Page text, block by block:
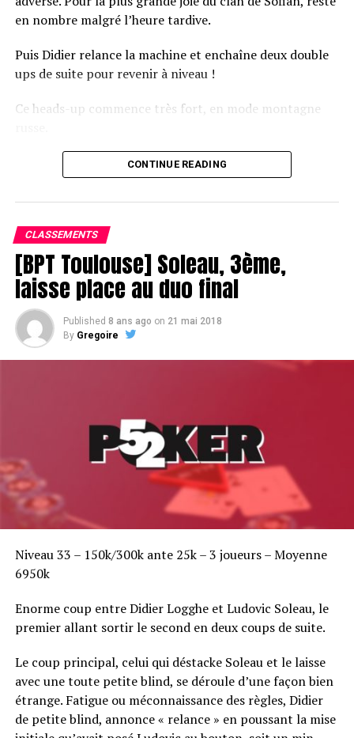
en nombre malgré l’heure tardive.
Puis Didier relance la machine et enchaîne deux double
ups de suite pour revenir à niveau !
Ce heads-up commence très fort, en mode montagne
Le champagne va réchauffer si les deux finalistes ne se décident pas !
CONTINUE READING
CLASSEMENTS
[BPT Toulouse] Soleau, 3ème,
laisse place au duo final
Published 8 ans ago on 21 mai 2018
By Gregoire
Niveau 33 – 150k/300k ante 25k – 3 joueurs – Moyenne
6950k
Enorme coup entre Didier Logghe et Ludovic Soleau, le
premier allant sortir le second en deux coups de suite.
Le coup principal, celui qui déstacke Soleau et le laisse
avec une toute petite blind, se déroule d’une façon bien
étrange. Fatigue ou méconnaissance des règles, Didier
de petite blind, annonce « relance » en poussant la mise